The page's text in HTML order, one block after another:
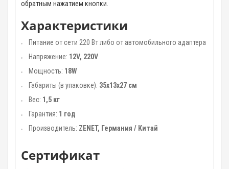
обратным нажатием кнопки.
Характеристики
Питание от сети 220 Вт либо от автомобильного адаптера
Напряжение: 12V, 220V
Мощность: 18W
Габариты (в упаковке): 35х13х27 см
Вес: 1,5 кг
Гарантия: 1 год
Производитель: ZENET, Германия / Китай
Сертификат